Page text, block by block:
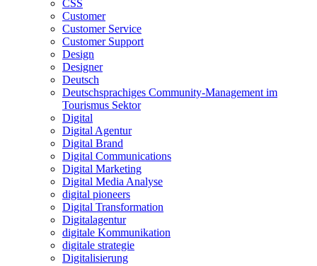
CSS
Customer
Customer Service
Customer Support
Design
Designer
Deutsch
Deutschsprachiges Community-Management im
Tourismus Sektor
Digital
Digital Agentur
Digital Brand
Digital Communications
Digital Marketing
Digital Media Analyse
digital pioneers
Digital Transformation
Digitalagentur
digitale Kommunikation
digitale strategie
Digitalisierung